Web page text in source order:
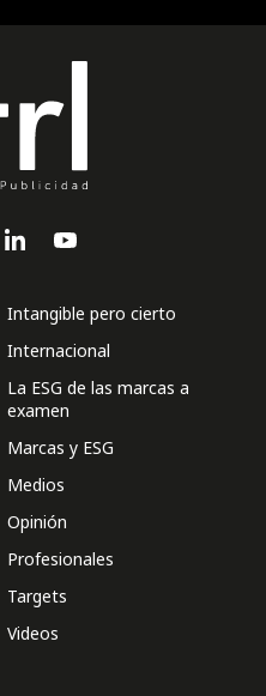
Intangible pero cierto
Internacional
La ESG de las marcas a
examen
Marcas y ESG
Medios
Opinión
Profesionales
Targets
Videos